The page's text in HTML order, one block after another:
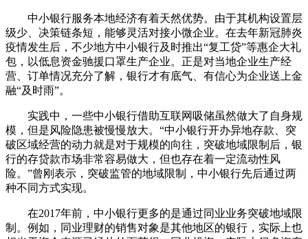
中小银行服务本地经济有着天然优势。由于其机构设置层
级少、决策链条短，能够灵活对接小微企业。在去年新冠肺炎
疫情发生后，不少地方中小银行及时推出“复工贷”等惠企大礼
包，以低息资金驰援口罩生产企业。正是对当地企业生产经
营、订单情况充分了解，银行才有底气、有信心为企业送上金
融“及时雨”。
实践中，一些中小银行借助互联网吸储虽然做大了自身规
模，但是风险隐患被慢慢放大。“中小银行开办异地存款、突
破区域经营的动力就是对于规模的向往，突破地域限制后，银
行的存贷款市场非常容易做大，但也存在着一定流动性风
险。”曾刚表示，突破监管的地域限制，中小银行先后通过两
种不同方式实现。
在2017年前，中小银行更多的是通过同业业务突破地域限
制。例如，同业理财的销售对象是其他地区的银行，实际上也